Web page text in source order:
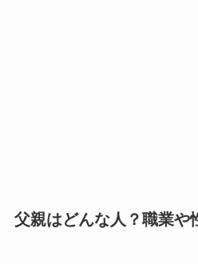
父親はどんな人？職業や